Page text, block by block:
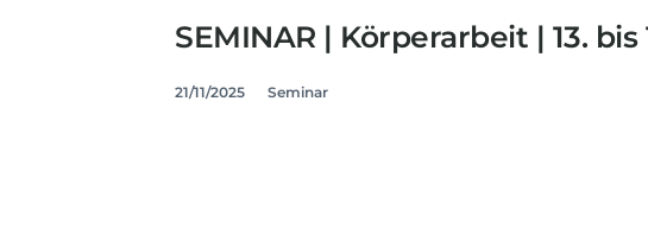
SEMINAR | Körperarbeit | 13.
21/11/2025 Seminar